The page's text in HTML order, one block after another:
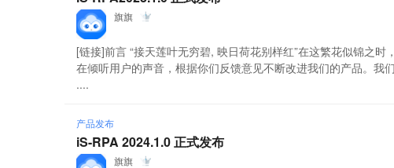
旗旗
[链接]前言 “接天莲叶无穷碧, 映日荷花别样红”在这繁花似锦之
在倾听用户的声音，根据你们反馈意见不断改进我们的产品。
....
产品发布
iS-RPA 2024.1.0 正式发布
旗旗